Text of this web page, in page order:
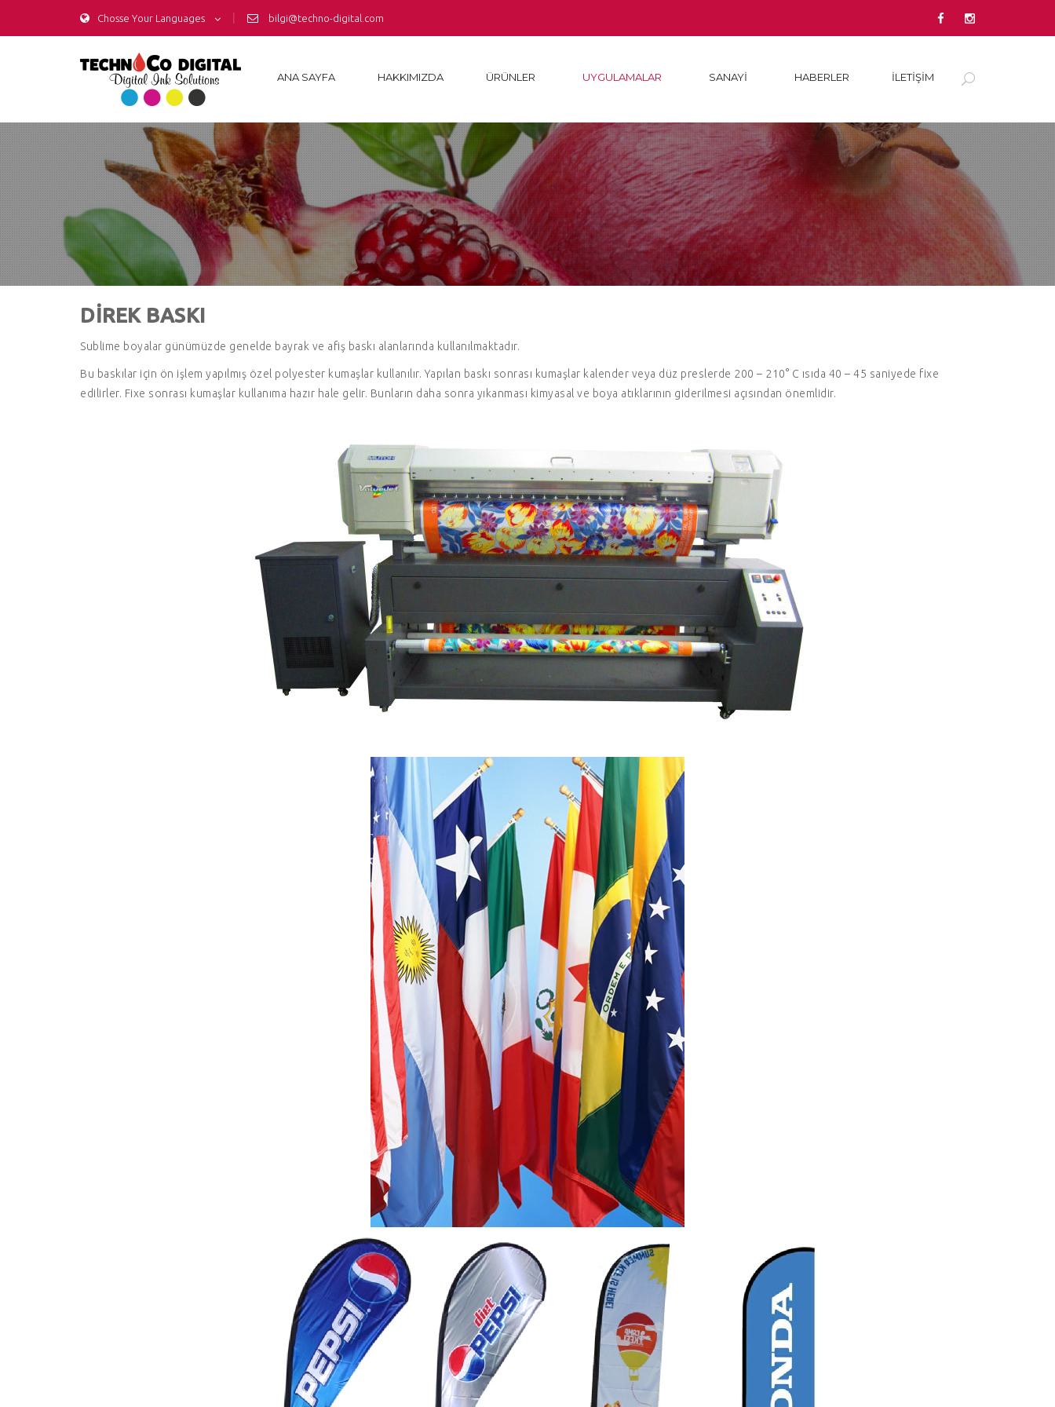
Chosse Your Languages | bilgi@techno-digital.com
ANA SAYFA HAKKIMIZDA ÜRÜNLER UYGULAMALAR SANAYI HABERLER İLETİŞİM
DİREK BASKI
Sublime boyalar günümüzde genelde bayrak ve afiş baskı alanlarında kullanılmaktadır.
Bu baskılar için ön işlem yapılmış özel polyester kumaşlar kullanılır. Yapılan baskı sonrası kumaşlar kalender veya düz preslerde 200 – 210° C ısıda 40 – 45 saniyede fixe
edilirler. Fixe sonrası kumaşlar kullanıma hazır hale gelir. Bunların daha sonra yıkanması kimyasal ve boya atıklarının giderilmesi açısından önemlidir.